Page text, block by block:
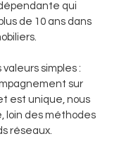
qui
de 10 ans dans
simples :
sur
est unique, nous
loin des méthodes
réseaux.